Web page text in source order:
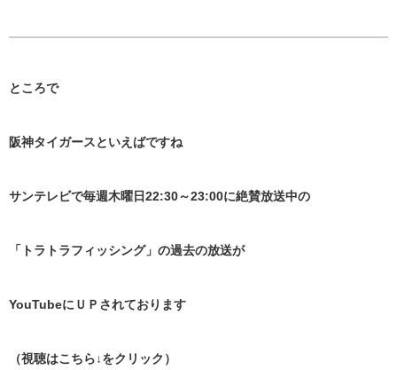
ところで
阪神タイガースといえばですね
サンテレビで毎週木曜日22:30～23:00に絶賛放送中の
「トラトラフィッシング」の過去の放送が
YouTubeにＵＰされております
（視聴はこちら↓をクリック）